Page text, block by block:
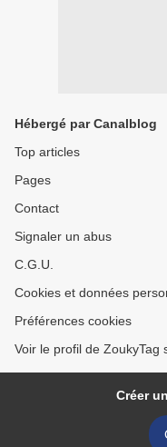
Hébergé par Canalblog
Top articles
Pages
Contact
Signaler un abus
C.G.U.
Cookies et données
Préférences cookies
Voir le profil de ZoukyTag
Créer